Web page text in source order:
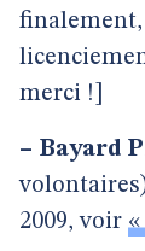
finalement,
merci !]
– Bayard
2009, voir «